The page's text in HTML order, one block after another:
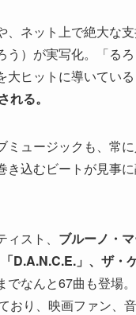
ネット上で絶大な
）が実写化。「る
ヒットに導いてい
る。
ュージックも、常
込むビートが見事
スト、 ブルーノ・
D.A.N.C.E.」、ザ・
でなんと67曲も登場
り、映画ファン、